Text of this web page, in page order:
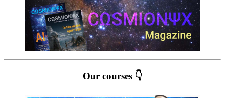
Our courses 👇